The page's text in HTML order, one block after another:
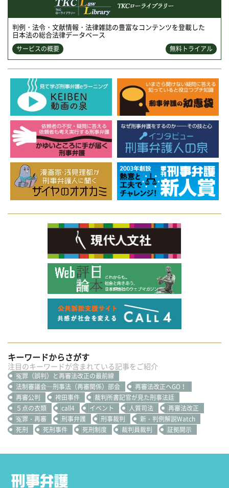
判例・法令・文献情報・法律雑誌の豊富なコンテンツを登載した
日本法の総合法律データベース
サービスの概要 無料トライアル
キーワードからさがす
注目のキーワードが含まれている記事をご紹介
冤罪（誤判）と再審法改正の最前線
法制審議会―刑事法（再審関係）部会
再審法改正へGO！
再審公判
袴田事件
裁判所書記官が見た刑事法廷
５点の衣類
call4 イベント 人質司法
再審法改正
冤罪・再審
刑事弁護 刑事裁判
新・判例解説Watch
死刑
死刑事件 死刑制度 裁判員裁判 証拠開示